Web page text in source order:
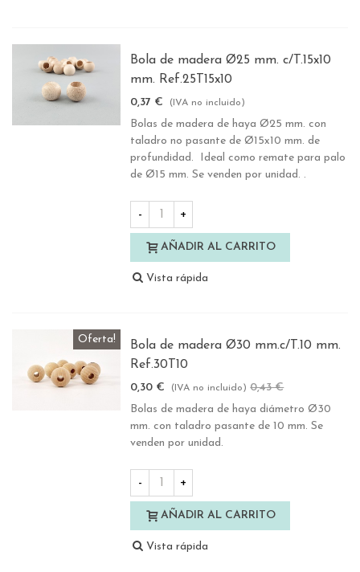
Bola de madera Ø25 mm. c/T.15x10
mm. Ref.25T15x10
0,37 € (IVA no incluido)
Bolas de madera de haya Ø25 mm. con
taladro no pasante de Ø15x10 mm. de
profundidad. Ideal como remate para palo
de Ø15 mm. Se venden por unidad. .
- +
AÑADIR AL CARRITO
Vista rápida
Oferta!
Bola de madera Ø30 mm.c/T.10 mm.
Ref.30T10
0,30 € (IVA no incluido) 0,43 €
Bolas de madera de haya diámetro Ø30
mm. con taladro pasante de 10 mm. Se
venden por unidad.
- +
AÑADIR AL CARRITO
Vista rápida